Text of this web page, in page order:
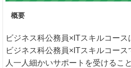
概要
ビジネス科公務員×ITスキルコース
ビジネス科公務員×ITスキルコー
人一人細かいサポートを受けるこ